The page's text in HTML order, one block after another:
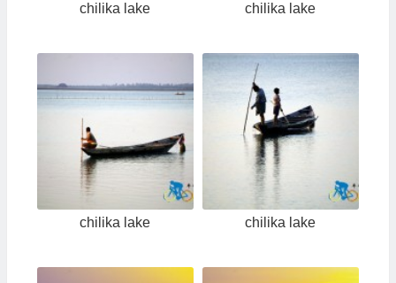
chilika lake chilika lake
chilika lake chilika lake